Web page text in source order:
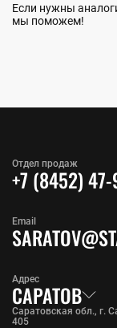
Если нужны
мы поможем!
Отдел продаж
+7 (8452)
Адрес
САРАТОВ
Саратовская обл., г.
405
Email